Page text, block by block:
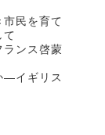
民を育て
て
ンス啓蒙
―イギリス